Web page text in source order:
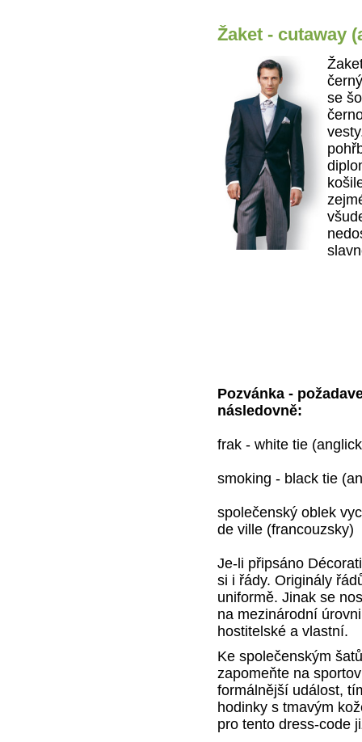
Žaket - cutaway
se
Pozvánka -
následovně:
frak - white tie
smoking - black tie
společenský oblek
de ville (francouzsky)
Je-li připsáno
si i řády. Originály
uniformě. Jinak se
na mezinárodní
hostitelské a vlastní.
Ke společenským
zapomeňte na
formálnější událost,
hodinky s tmavým
pro tento dress-code